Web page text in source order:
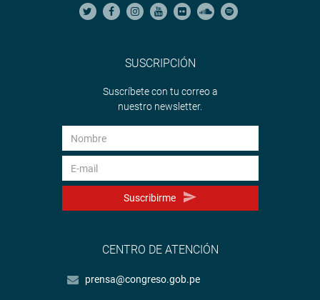
SUSCRIPCIÓN
Suscríbete con tu correo a
nuestro newsletter.
Suscribirme
CENTRO DE ATENCIÓN
prensa@congreso.gob.pe